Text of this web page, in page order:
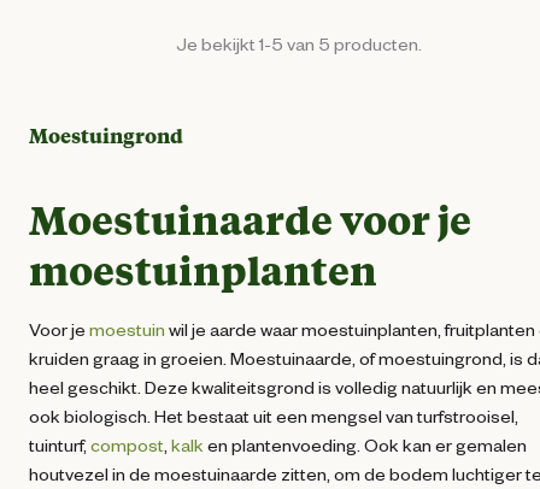
Je bekijkt 1-5 van 5 producten.
Moestuingrond
Moestuinaardevoor je
moestuinplanten
Voor je moestuin wil je aarde waar moestuinplanten, fruitplanten
kruiden graag in groeien. Moestuinaarde, of moestuingrond, is
heel geschikt. Deze kwaliteitsgrond is volledig natuurlijk en
ook biologisch. Het bestaat uit een mengsel van turfstrooisel,
tuinturf,compost kalk en plantenvoeding. Ook kan er gemalen
houtvezel in de moestuinaarde zitten, om de bodem luchtiger